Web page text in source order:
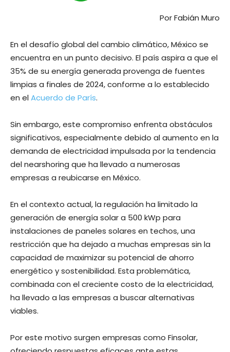
Por Fabián Muro
En el desafío global del cambio climático, México se
encuentra en un punto decisivo. El país aspira a que el
35% de su energía generada provenga de fuentes
limpias a finales de 2024, conforme a lo establecido
en elAcuerdo de París.
Sin embargo, este compromiso enfrenta obstáculos
significativos, especialmente debido al aumento en la
demanda de electricidad impulsada por la tendencia
del nearshoring que ha llevado a numerosas
empresas a reubicarse en México.
En el contexto actual, la regulación ha limitado la
generación de energía solar a 500 kWp para
instalaciones de paneles solares en techos, una
restricción que ha dejado a muchas empresas sin la
capacidad de maximizar su potencial de ahorro
energético y sostenibilidad. Esta problemática,
combinada con el creciente costo de la electricidad,
ha llevado a las empresas a buscar alternativas
viables.
Por este motivo surgen empresas como Finsolar,